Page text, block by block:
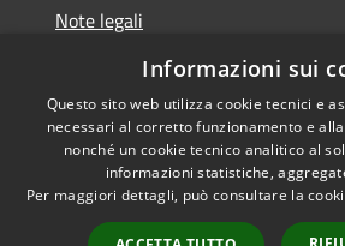
Note legali
Dichiarazione di accessibilità
Accessibilità
Informazioni sui
Questo sito web utilizza cookie tecnici e
necessari al corretto funzionamento e
nonché un cookie tecnico analitico al
informazioni statistiche,
Per maggiori dettagli, può consultare la